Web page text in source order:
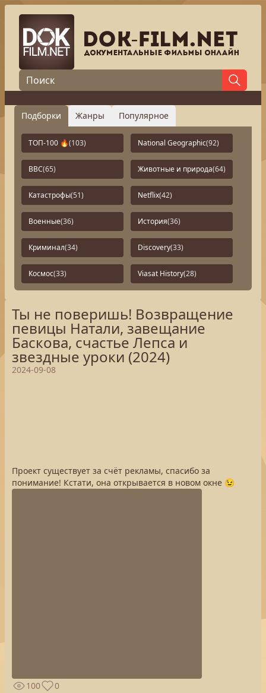
Подборки Жанры Популярное
ТОП-100 🔥(103) National Geographic(92)
BBC(65) Животные и природа(64)
Катастрофы(51) Netflix(42)
Военные(36) История(36)
Криминал(34) Discovery(33)
Космос(33) Viasat History(28)
Ты не поверишь! Возвращение
певицы Натали, завещание
Баскова, счастье Лепса и
звездные уроки (2024)
2024-09-08
Проект существует за счёт рекламы, спасибо за
понимание! Кстати, она открывается в новом окне 😉
100
0